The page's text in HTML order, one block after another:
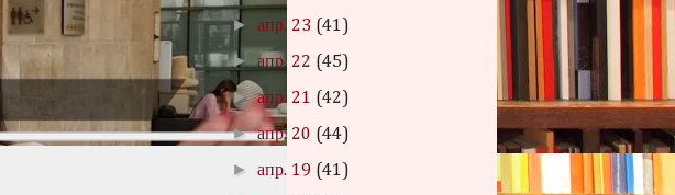
►апр. 23 (41)
►апр. 22 (45)
►апр. 21 (42)
►апр. 20 (44)
►апр. 19 (41)